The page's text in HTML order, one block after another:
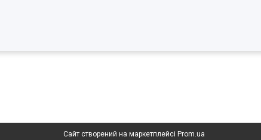
Сайт створений на маркетплейсі Prom.ua